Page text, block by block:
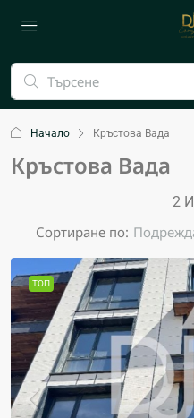
Начало Кръстова Вада
Кръстова Вада
2
Сортиране по:
ТОП